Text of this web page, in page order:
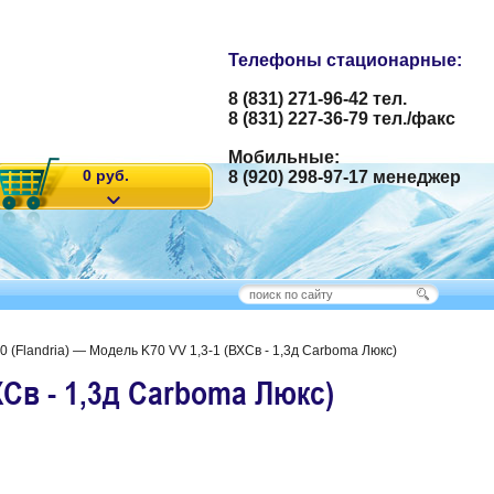
Телефоны стационарные:
8 (831) 271-96-42 тел.
8 (831) 227-36-79 тел./факс
Мобильные:
8 (920) 298-97-17 менеджер
0 руб.
(Flandria) — Модель K70 VV 1,3-1 (ВХСв - 1,3д Carboma Люкс)
- 1,3д Carboma Люкс)